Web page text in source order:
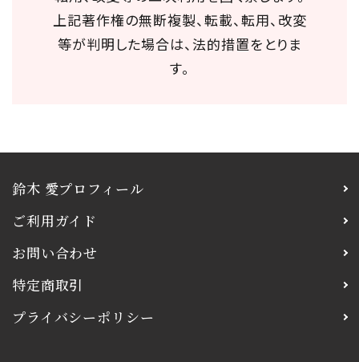
上記著作権の無断複製、転載、転用、改変
等が判明した場合は、法的措置をとりま
す。
鈴木 愛プロフィール
ご利用ガイド
お問い合わせ
特定商取引
プライバシーポリシー